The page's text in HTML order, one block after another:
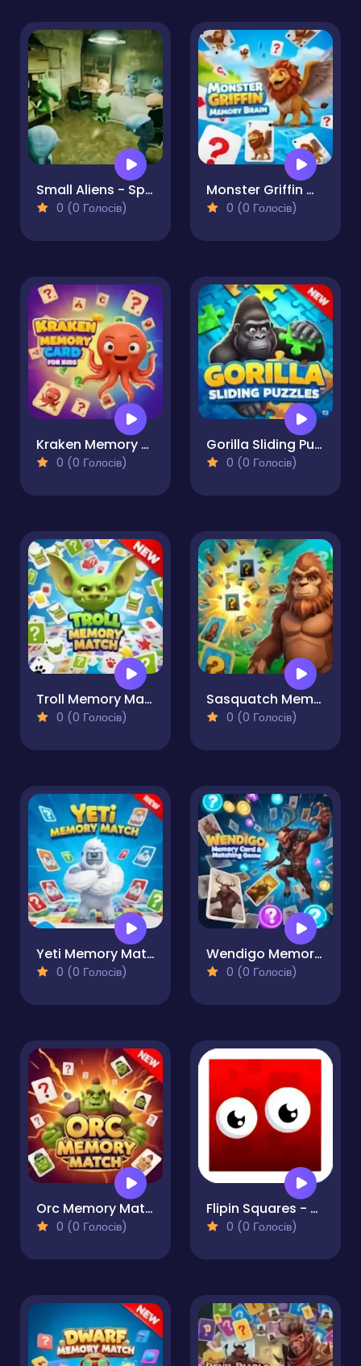
Small Aliens - Spot The Differences
0 (0 Голосів)
Monster Griffin Memory Brain
0 (0 Голосів)
Kraken Memory Card for Kids
0 (0 Голосів)
Gorilla Sliding Puzzles
0 (0 Голосів)
Troll Memory Match
0 (0 Голосів)
Sasquatch Memory Match & Educational
0 (0 Голосів)
Yeti Memory Match
0 (0 Голосів)
Wendigo Memory Card & Matching Game
0 (0 Голосів)
Orc Memory Match
0 (0 Голосів)
Flipin Squares - Match Pairs
0 (0 Голосів)